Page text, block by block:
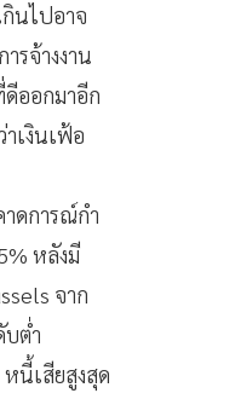
นไปอาจ
รจ้างงาน
ออกมาอีก
เงินเฟ้อ
ดการณ์กํา
หลังมี
จาก
บต่ํา
นี้เสียสูงสุด